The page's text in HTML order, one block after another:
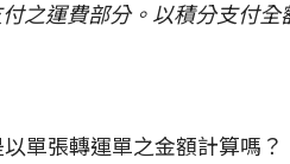
之運費部分。以積分支付
單張轉運單之金額計算嗎？